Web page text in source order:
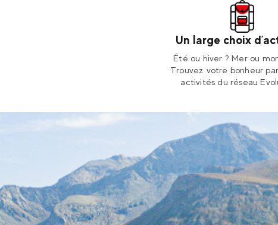
Un large choix
Été ou hiver ? Mer ou
Trouvez votre bonheur
activités du réseau